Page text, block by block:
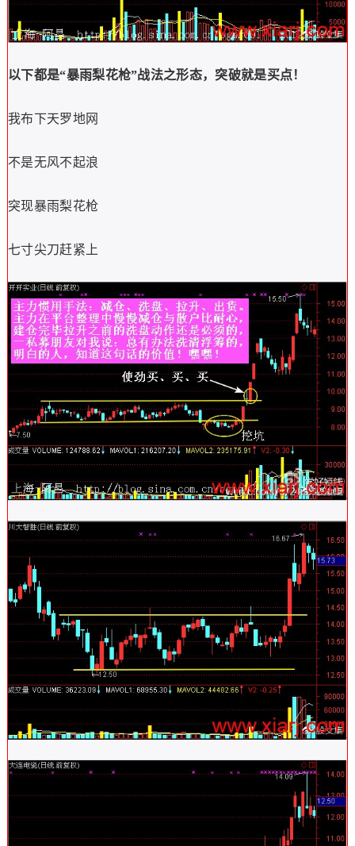
以下都是“暴雨梨花枪”战法之形态，突破就是买点！
我布下天罗地网
不是无风不起浪
突现暴雨梨花枪
七寸尖刀赶紧上